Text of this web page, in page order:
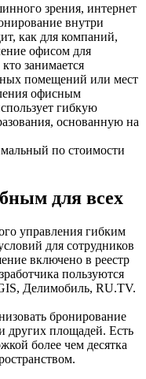
зрения, интернет
внутри
как для компаний,
офисом для
занимается
помещений или мест
офисным
гибкую
основанную на
по стоимости
для всех
управления гибким
для сотрудников
включено в реестр
пользуются
Делимобиль, RU.TV.
бронирование
других площадей. Есть
более чем десятка